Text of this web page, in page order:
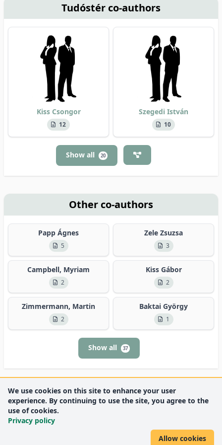
Tudóstér co-authors
Kiss Csongor
12
Szegedi István
10
Show all 20
Other co-authors
Papp Ágnes
5
Zele Zsuzsa
3
Campbell, Myriam
2
Kiss Gábor
2
Zimmermann, Martin
2
Baktai György
1
Show all 37
We use cookies on this site to enhance your user
experience. By continuing to use the site, you agree to the
use of cookies.
Privacy policy
Allow cookies